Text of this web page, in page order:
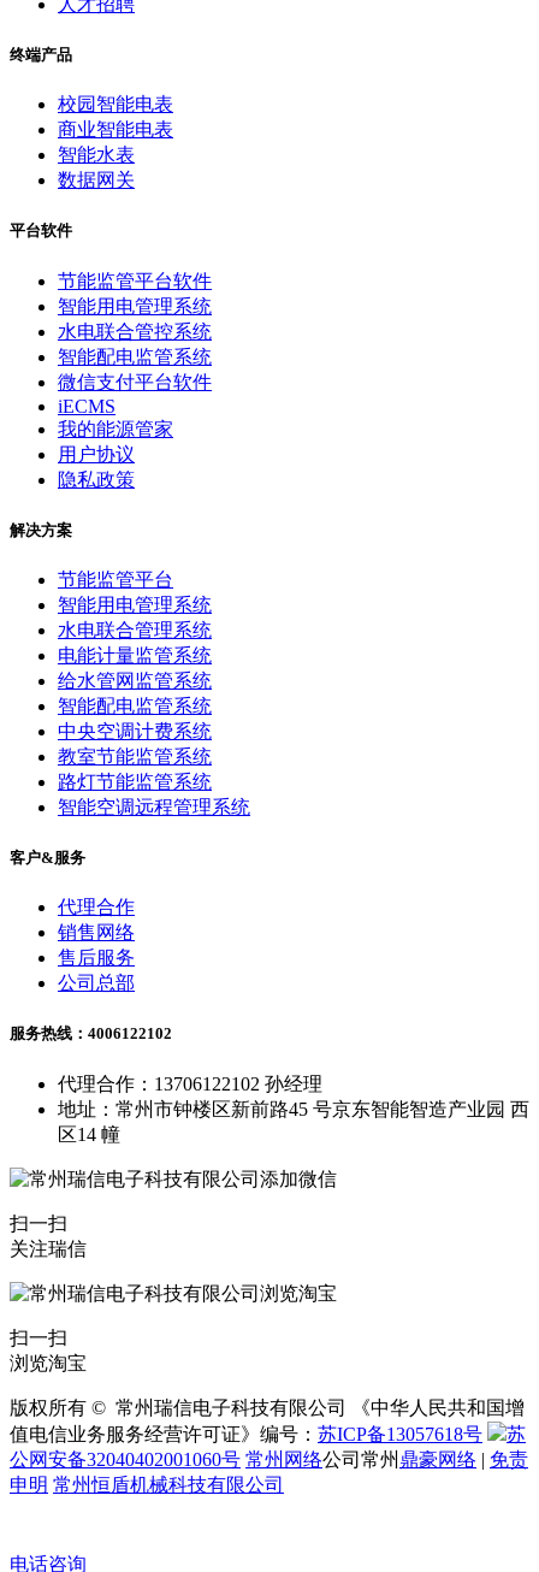
终端产品
校园智能电表
商业智能电表
智能水表
数据网关
平台软件
节能监管平台软件
智能用电管理系统
水电联合管控系统
智能配电监管系统
微信支付平台软件
iECMS
我的能源管家
用户协议
隐私政策
解决方案
节能监管平台
智能用电管理系统
水电联合管理系统
电能计量监管系统
给水管网监管系统
智能配电监管系统
中央空调计费系统
教室节能监管系统
路灯节能监管系统
智能空调远程管理系统
客户&服务
代理合作
销售网络
售后服务
公司总部
服务热线：4006122102
代理合作：13706122102 孙经理
地址：常州市钟楼区新前路45 号京东智能智造产业园 西
区14 幢
扫一扫
关注瑞信
扫一扫
浏览淘宝
版权所有 © 常州瑞信电子科技有限公司 《中华人民共和国增
值电信业务服务经营许可证》编号： 苏ICP备13057618号
苏
公网安备32040402001060号 常州网络公司常州 鼎豪网络 | 免责
申明 常州恒盾机械科技有限公司
电话咨询